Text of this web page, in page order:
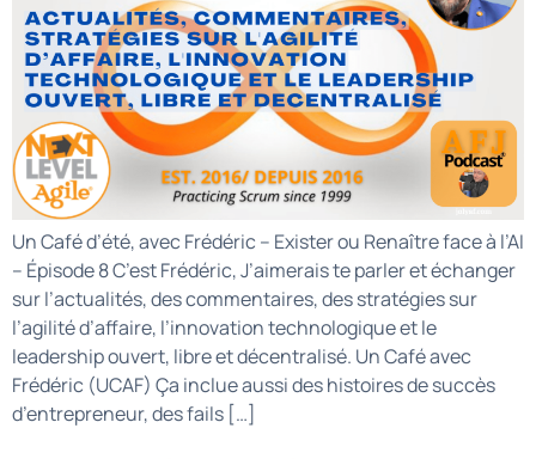
Un Café d’été, avec Frédéric – Exister ou Renaître face à l’AI
– Épisode 8 C’est Frédéric, J’aimerais te parler et échanger
sur l’actualités, des commentaires, des stratégies sur
l’agilité d’affaire, l’innovation technologique et le
leadership ouvert, libre et décentralisé. Un Café avec
Frédéric (UCAF) Ça inclue aussi des histoires de succès
d’entrepreneur, des fails […]